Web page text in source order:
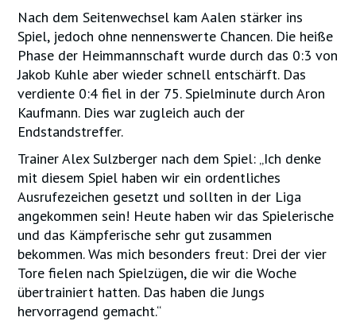
Nach dem Seitenwechsel kam Aalen stärker ins
Spiel, jedoch ohne nennenswerte Chancen. Die heiße
Phase der Heimmannschaft wurde durch das 0:3 von
Jakob Kuhle aber wieder schnell entschärft. Das
verdiente 0:4 fiel in der 75. Spielminute durch Aron
Kaufmann. Dies war zugleich auch der
Endstandstreffer.
Trainer Alex Sulzberger nach dem Spiel: „Ich denke
mit diesem Spiel haben wir ein ordentliches
Ausrufezeichen gesetzt und sollten in der Liga
angekommen sein! Heute haben wir das Spielerische
und das Kämpferische sehr gut zusammen
bekommen. Was mich besonders freut: Drei der vier
Tore fielen nach Spielzügen, die wir die Woche
übertrainiert hatten. Das haben die Jungs
hervorragend gemacht.“